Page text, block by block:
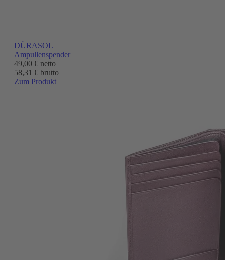
DÜRASOL
Ampullenspender
49,00 € netto
58,31 € brutto
Zum Produkt